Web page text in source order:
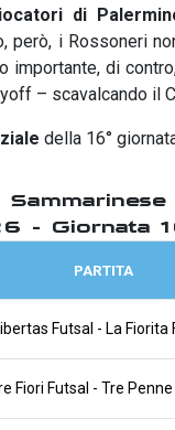
di
però, i Rossoneri
importante, di
– scavalcando il
della 16°
Sammarinese
- Giornata
PARTITA
Futsal - La Fiorita
Fiori Futsal - Tre